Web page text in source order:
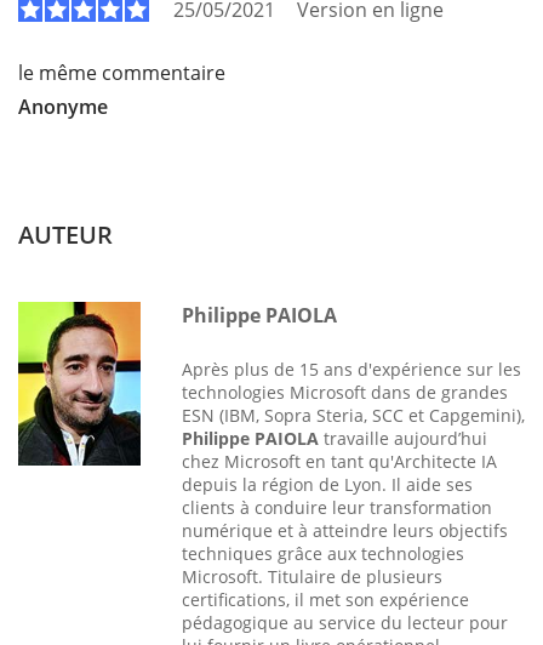
25/05/2021 Version en ligne
le même commentaire
Anonyme
AUTEUR
Philippe PAIOLA
Après plus de 15 ans d'expérience sur les
technologies Microsoft dans de grandes
ESN (IBM, Sopra Steria, SCC et Capgemini),
Philippe PAIOLA travaille aujourd’hui
chez Microsoft en tant qu'Architecte IA
depuis la région de Lyon. Il aide ses
clients à conduire leur transformation
numérique et à atteindre leurs objectifs
techniques grâce aux technologies
Microsoft. Titulaire de plusieurs
certifications, il met son expérience
pédagogique au service du lecteur pour